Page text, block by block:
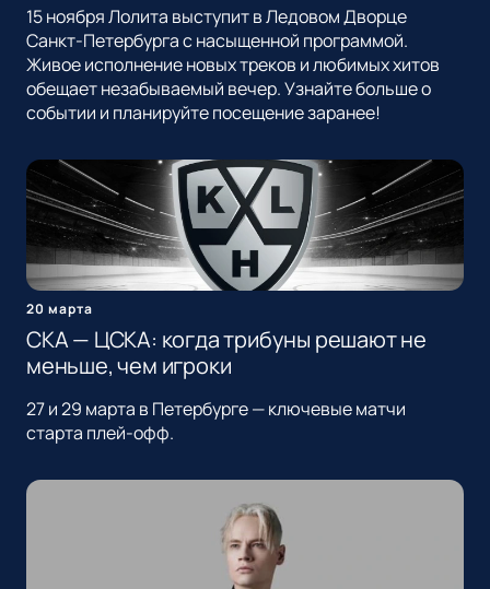
15 ноября Лолита выступит в Ледовом Дворце
Санкт-Петербурга с насыщенной программой.
Живое исполнение новых треков и любимых хитов
обещает незабываемый вечер. Узнайте больше о
событии и планируйте посещение заранее!
20 марта
СКА — ЦСКА: когда трибуны решают не
меньше, чем игроки
27 и 29 марта в Петербурге — ключевые матчи
старта плей-офф.